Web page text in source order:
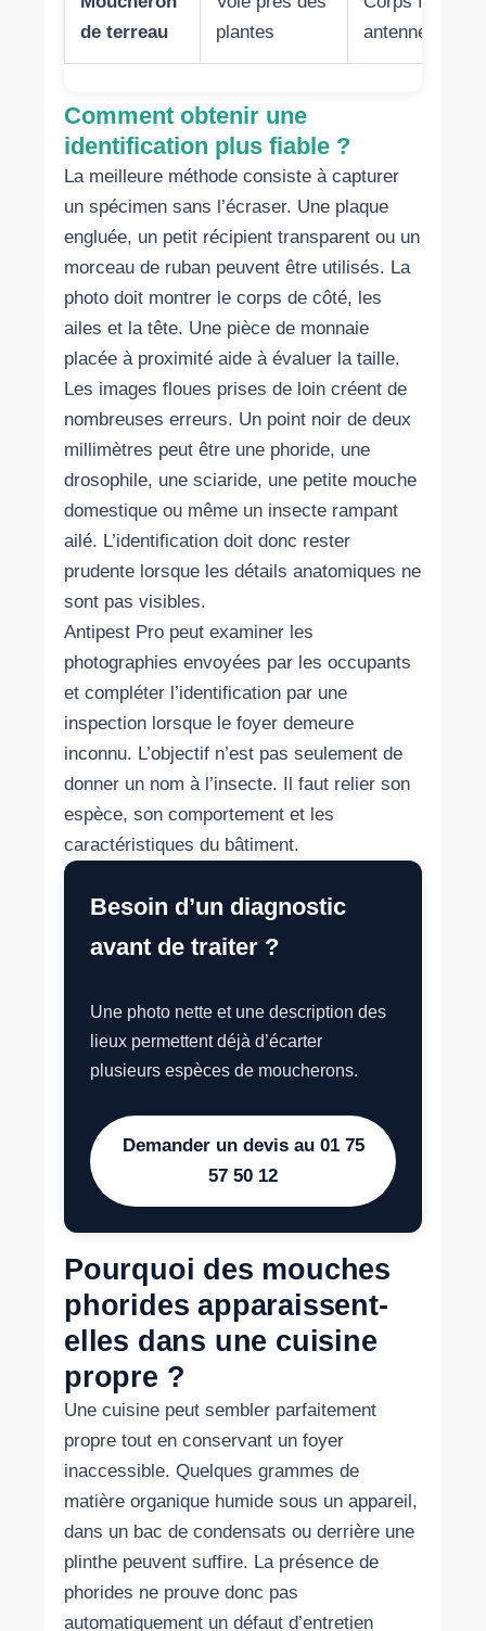
de terreau
plantes
antennes
Comment obtenir une
identification plus fiable ?
La meilleure méthode consiste à capturer
un spécimen sans l’écraser. Une plaque
engluée, un petit récipient transparent ou un
morceau de ruban peuvent être utilisés. La
photo doit montrer le corps de côté, les
ailes et la tête. Une pièce de monnaie
placée à proximité aide à évaluer la taille.
Les images floues prises de loin créent de
nombreuses erreurs. Un point noir de deux
millimètres peut être une phoride, une
drosophile, une sciaride, une petite mouche
domestique ou même un insecte rampant
ailé. L’identification doit donc rester
prudente lorsque les détails anatomiques ne
sont pas visibles.
Antipest Pro peut examiner les
photographies envoyées par les occupants
et compléter l’identification par une
inspection lorsque le foyer demeure
inconnu. L’objectif n’est pas seulement de
donner un nom à l’insecte. Il faut relier son
espèce, son comportement et les
caractéristiques du bâtiment.
Besoin d’un diagnostic
avant de traiter ?
Une photo nette et une description des
lieux permettent déjà d’écarter
plusieurs espèces de moucherons.
Demander un devis au 01 75
57 50 12
Pourquoi des mouches
phorides apparaissent-
elles dans une cuisine
propre ?
Une cuisine peut sembler parfaitement
propre tout en conservant un foyer
inaccessible. Quelques grammes de
matière organique humide sous un appareil,
dans un bac de condensats ou derrière une
plinthe peuvent suffire. La présence de
phorides ne prouve donc pas
automatiquement un défaut d’entretien